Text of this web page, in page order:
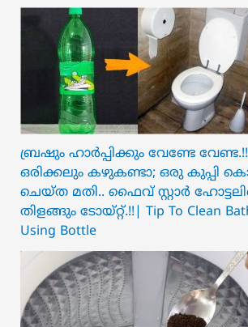
ബ്രഷും ഹാർപ്പിക്കും വേണ്ടേ
ഒരിക്കലും കഴുകണ്ടാ; ഒരു കുപ്പി
ചെയ്ത മതി.. ഫൈവ് സ്റ്റാർ
തിളങ്ങും ടോയ്റ്റ്.!!| Tip To Clean
Using Bottle